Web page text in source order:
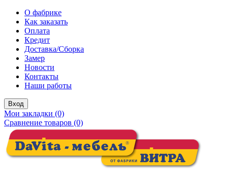
О фабрике
Как заказать
Оплата
Кредит
Доставка/Сборка
Замер
Новости
Контакты
Наши работы
Вход
Мои закладки (0)
Сравнение товаров (0)